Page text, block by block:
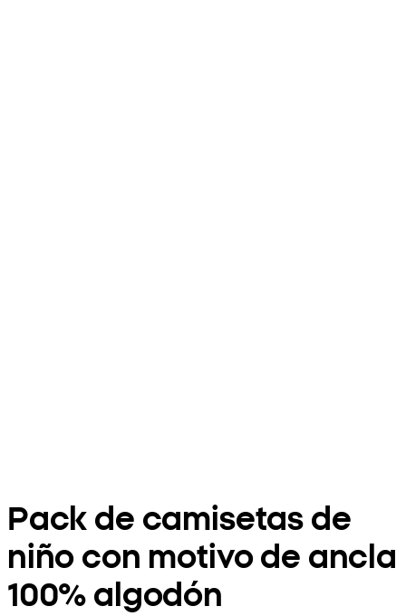
Pack de camisetas de
niño con motivo de ancla
100% algodón